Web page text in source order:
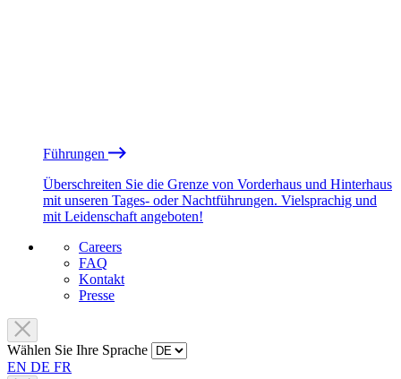
Führungen
Überschreiten Sie die Grenze von Vorderhaus und Hinterhaus
mit unseren Tages- oder Nachtführungen. Vielsprachig und
mit Leidenschaft angeboten!
Careers
FAQ
Kontakt
Presse
Wählen Sie Ihre Sprache
EN DE FR